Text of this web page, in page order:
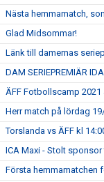
Nästa hemmamatch,
Glad Midsommar!
Länk till damernas
DAM SERIEPREMIÄR
ÄFF Fotbollscamp 2021
Herr match på lördag
Torslanda vs ÄFF kl
ICA Maxi - Stolt sponsor
Första hemmamatchen